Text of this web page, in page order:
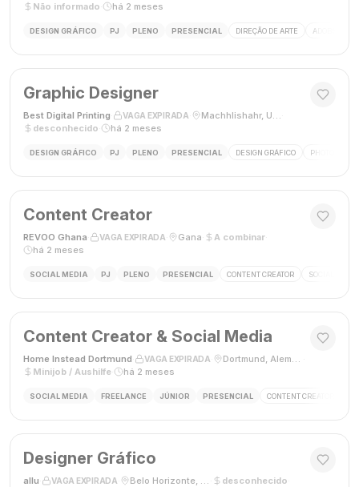
Não informado
há 2 meses
DESIGN GRÁFICO PJ PLENO PRESENCIAL DIREÇÃO DE ARTE ADOBE
Graphic Designer
Best Digital Printing VAGA EXPIRADA Machhlishahr, Uttar Pradesh, Índia
desconhecido
há 2 meses
DESIGN GRÁFICO PJ PLENO PRESENCIAL DESIGN GRÁFICO PHOTOSHOP
Content Creator
REVOO Ghana VAGA EXPIRADA Gana A combinar·
há 2 meses
SOCIAL MEDIA PJ PLENO PRESENCIAL CONTENT CREATOR SOCIAL MEDIA
Content Creator & Social Media
Home Instead Dortmund VAGA EXPIRADA Dortmund, Alemanha
Minijob / Aushilfe
há 2 meses
SOCIAL MEDIA FREELANCE JÚNIOR PRESENCIAL CONTENT CREATOR
Designer Gráfico
allu VAGA EXPIRADA Belo Horizonte, MG, Brasil desconhecido